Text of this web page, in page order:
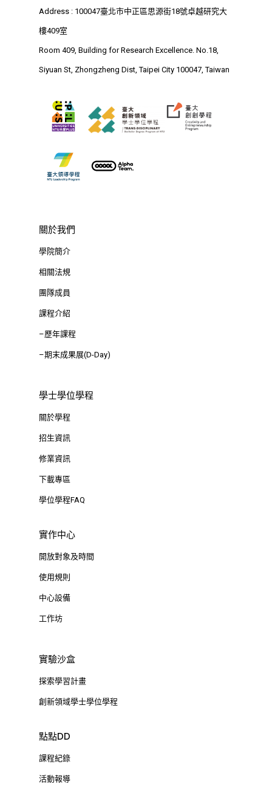
Address : 100047臺北市中正區思源街18號卓越研究大
樓409室
Room 409, Building for Research Excellence. No.18,
Siyuan St, Zhongzheng Dist, Taipei City 100047, Taiwan
關於我們
學院簡介
相關法規
團隊成員
課程介紹
–歷年課程
–期末成果展(D-Day)
學士學位學程
關於學程
招生資訊
修業資訊
下載專區
學位學程FAQ
實作中心
開放對象及時間
使用規則
中心設備
工作坊
實驗沙盒
探索學習計畫
創新領域學士學位學程
點點DD
課程紀錄
活動報導